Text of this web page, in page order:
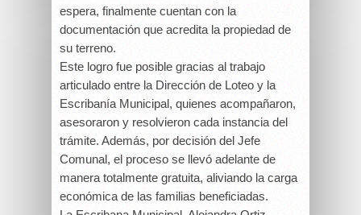
espera, finalmente cuentan con la
documentación que acredita la propiedad de
su terreno.
Este logro fue posible gracias al trabajo
articulado entre la Dirección de Loteo y la
Escribanía Municipal, quienes acompañaron,
asesoraron y resolvieron cada instancia del
trámite. Además, por decisión del Jefe
Comunal, el proceso se llevó adelante de
manera totalmente gratuita, aliviando la carga
económica de las familias beneficiadas.